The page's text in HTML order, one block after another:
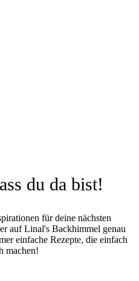
du da bist!
für deine nächsten
auf Linal's Backhimmel genau
einfache Rezepte, die einfach
machen!